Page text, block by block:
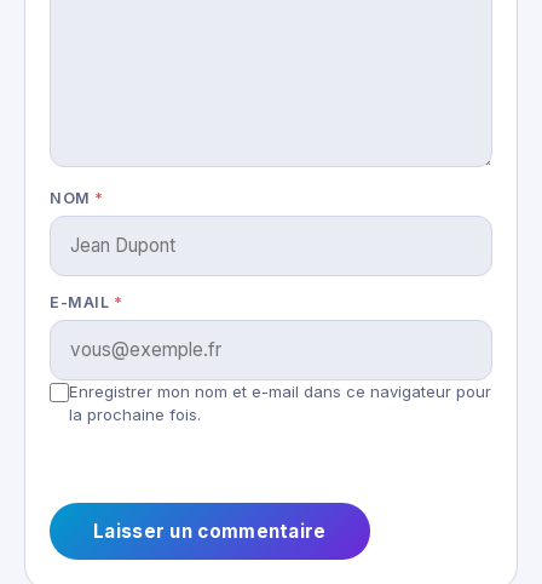
NOM *
E-MAIL *
Enregistrer mon nom et e-mail dans ce navigateur pour
la prochaine fois.